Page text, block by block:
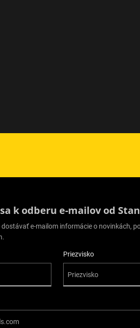
k odberu e-mailov od
e-mailom informácie o novinkách,
Priezvisko